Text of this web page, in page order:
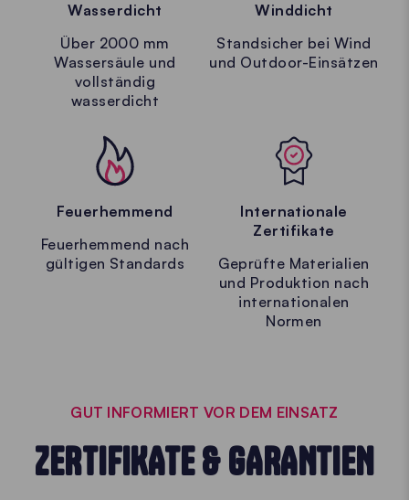
Wasserdicht
Über 2000 mm
Wassersäule und
vollständig
wasserdicht
Winddicht
Standsicher bei Wind
und Outdoor-Einsätzen
Feuerhemmend
Feuerhemmend nach
gültigen Standards
Internationale
Zertifikate
Geprüfte Materialien
und Produktion nach
internationalen
Normen
GUT INFORMIERT VOR DEM EINSATZ
ZERTIFIKATE & GARANTIEN